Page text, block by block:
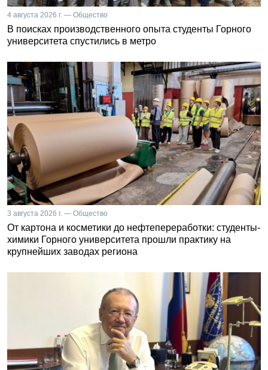
4 августа 2026 г. — Общество
В поисках производственного опыта студенты Горного
университета спустились в метро
3 августа 2026 г. — Общество
От картона и косметики до нефтепереработки: студенты-
химики Горного университета прошли практику на
крупнейших заводах региона